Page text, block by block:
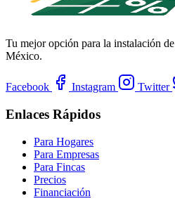
Tu mejor opción para la instalación
México.
Facebook Instagram Twitter
Enlaces Rápidos
Para Hogares
Para Empresas
Para Fincas
Precios
Financiación